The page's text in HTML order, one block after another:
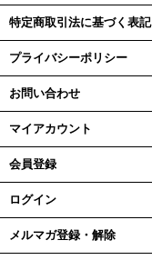
特定商取引法に基づく表記
プライバシーポリシー
お問い合わせ
マイアカウント
会員登録
ログイン
メルマガ登録・解除